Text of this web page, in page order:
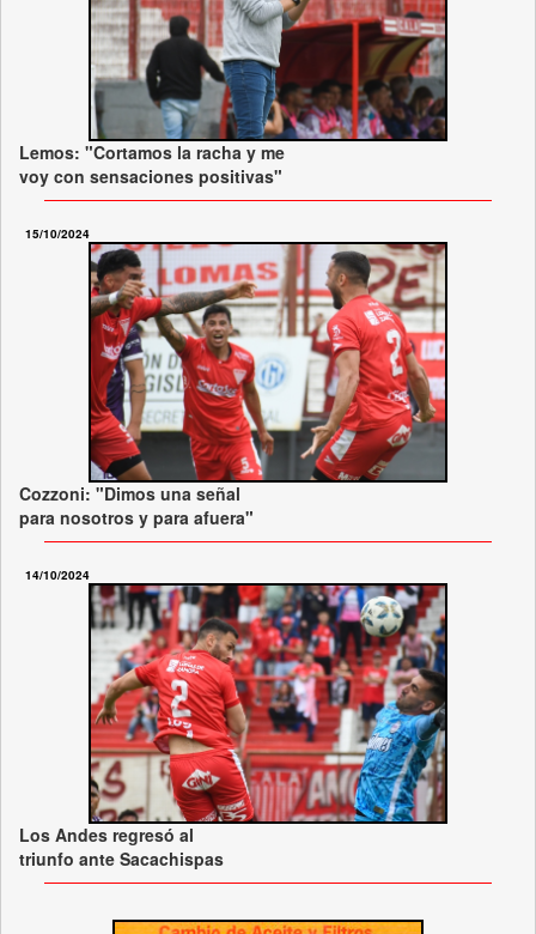
Lemos: "Cortamos la racha y me
voy con sensaciones positivas"
15/10/2024
Cozzoni: "Dimos una señal
para nosotros y para afuera"
14/10/2024
Los Andes regresó al
triunfo ante Sacachispas